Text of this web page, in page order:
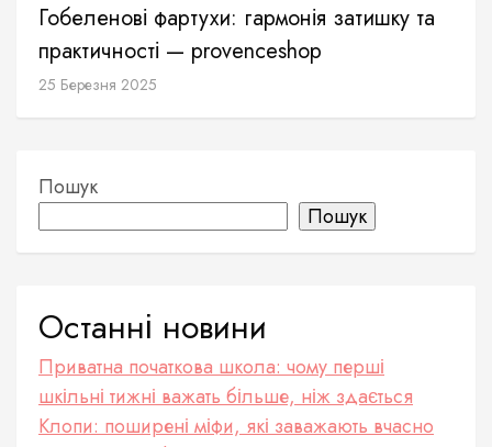
Гобеленові фартухи: гармонія затишку та
практичності — provenceshop
25 Березня 2025
Пошук
Пошук
Останні новини
Приватна початкова школа: чому перші
шкільні тижні важать більше, ніж здається
Клопи: поширені міфи, які заважають вчасно